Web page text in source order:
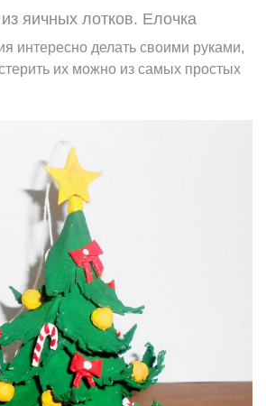
яичных лотков. Елочка
интересно делать своими руками,
их можно из самых простых